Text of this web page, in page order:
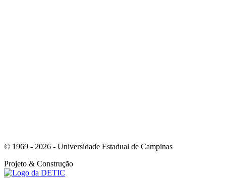
© 1969 - 2026 - Universidade Estadual de Campinas
Projeto & Construção